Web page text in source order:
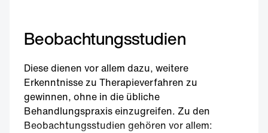
Beobachtungsstudien
Diese dienen vor allem dazu, weitere
Erkenntnisse zu Therapieverfahren zu
gewinnen, ohne in die übliche
Behandlungspraxis einzugreifen. Zu den
Beobachtungsstudien gehören vor allem: